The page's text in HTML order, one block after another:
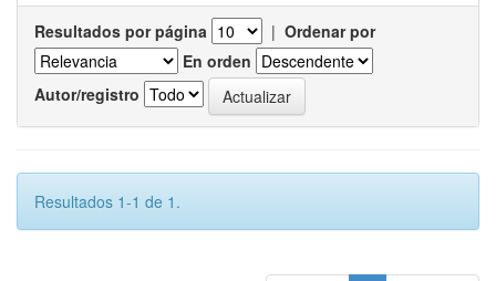
Resultados por página | Ordenar por
En orden
Autor/registro
Resultados 1-1 de 1.